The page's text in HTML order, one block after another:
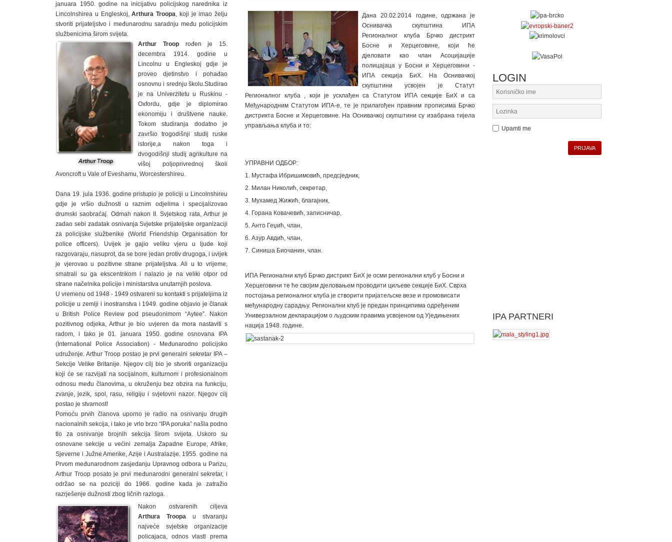
januara 1950. godine na inicijativu policijskog narednika iz
Lincolnshirea u Engleskoj,Arthura Troopa, koji je imao želju
stvoriti prijateljstvo i međunarodnu saradnju među policijskim
službenicima širom svijeta.
Arthur Trooprođen je 15.
decembra 1914. godine u
Lincolnu u Engleskoj gdje je
proveo djetinstvo i pohađao
osnovnu i srednju školu.Studirao
je na Univerzitetu u Ruskinu -
Oxfordu, gdje je diplomirao
ekonomiju i društvene nauke.
Tokom studiranja dodatno je
završio trogodišnji studij ruske
istorije,a nakon toga i
dvogodišnji studij agrikulture na
višoj poljoprivrednoj školi
Avoncroft u Vale of Eveshamu, Worcestershireu.
Dana 19. jula 1936. godine pristupio je policiji u Lincolnshireu
gdje je vršio dužnosti u raznim odjelima i specijalizovao
drumski saobraćaj. Odmah nakon II. Svjetskog rata, Arthur je
zadao sebi zadatak osnivanja Svjetske prijateljske organizaciji
za policijske službenike (World Friendship Organisation for
police officers). Uvijek je gajio veliku vjeru u ljude koji
razgovaraju, nasuprot, da se bore jedan protiv drugoga, i uvijek
je vjerovao u pozitivne strane prijateljstva. Ali u to vrijeme,
smatrali su ga ekscentrikom i nalazio je na veliki otpor od
strane načelnika policije i ministarstva unutarnjih poslova.
U vremenu od 1948 - 1949 ostvareni su kontakti s prijateljima iz
policije u zemlji i inostranstva i 1949. godine objavio je članak
u British Police Review pod pseudonimom “Aytee”. Nakon
pozitivnog odjeka, Arthur je bio uvjeren da mora nastaviti s
radom, i tako je 01. januara 1950. godine osnovana IPA
(International Police Association) - Međunarodno policijsko
udruženje. Arthur Troop postao je prvi generalni sekretar IPA –
Sekcije Velike Britanije. Njegov cilj bio je stvoriti organizaciju
koji će se razvijati na socijalnom, kulturnom i profesionalnom
odnosu među članovima, u okruženju bez obzira na funkciju,
zvanje, jezik, spol, rasu, religiju i svjetovni nazor. Njegov cilj
postao je stvarnost!
Pomoću prvih članova uporno je radio na osnivanju drugih
nacionalnih sekcija, i tako je vrlo brzo “IPA poruka” našla podno
tlo za osnivanje brojnih sekcija širom svijeta. Uskoro su
osnovane sekcije u većini zemalja Zapadne Europe, Afrike,
Sjeverne i Južne Amerike, Azije i Australazije. 1955. godine na
Prvom međunarodnom zasjedanju Upravnog odbora u Parizu,
Arthur Troop posato je prvi međunarodni generalni sekretar, i
održao se na poziciji do 1966. godine kada je zatražio
razrješenje dužnosti zbog ličnih razloga.
Nakon ostvarenih ciljeva
Arthura Troopa u stvaranju
najveće svjetske organizacije
policajaca, odnos vlasti prema
Дана 20.02.2014 године, одржана је
Оснивачка скупштина ИПА
Регионалног клуба Брчко дистрикт
Босне и Херцеговине, који ће
дјеловати као члан Асоцијације
полицајаца у Босни и Херцеговини -
ИПА секција БиХ. На Оснивачкој
скупштини усвојен је Статут
Регионалног клуба , који је усклађен са Статутом ИПА секције БиХ и са
Међународним Статутом ИПА-е, те је прилагођен правним прописима Брчко
дистрикта Босне и Херцеговине. На Оснивачкој скупштини су изабрана тијела
управљања клуба и то:
УПРАВНИ ОДБОР:
1. Мустафа Ибришимовић, предсједник,
2. Милан Николић, секретар,
3. Мухамед Жижић, благајник,
4. Горана Ковачевић, записничар,
5. Анто Геџић, члан,
6. Азур Авдић, члан,
7. Синиша Биочанин, члан.
ИПА Регионални клуб Брчко дистрикт БиХ је осми регионални клуб у Босни и
Херцеговини те ће својим дјеловањем проводити циљеве секције БиХ. Сврха
постојања регионалног клуба је створити пријатељске везе и промовисати
међународну сарадњу. Регионални клуб је предан принципима одређеним
Универзалном декларацијом о људским правима усвојеном од Уједињених
нација 1948. године.
LOGIN
Upamti me
PRIJAVA
IPA PARTNERI